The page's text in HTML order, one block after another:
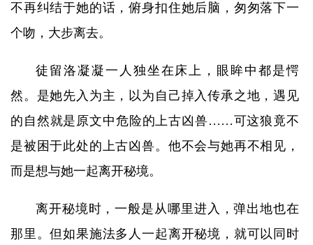
不再纠结于她的话，俯身扣住她后脑，匆匆落下一
个吻，大步离去。
徒留洛凝凝一人独坐在床上，眼眸中都是愕
然。是她先入为主，以为自己掉入传承之地，遇见
的自然就是原文中危险的上古凶兽……可这狼竟不
是被困于此处的上古凶兽。他不会与她再不相见，
而是想与她一起离开秘境。
离开秘境时，一般是从哪里进入，弹出地也在
那里。但如果施法多人一起离开秘境，就可以同时